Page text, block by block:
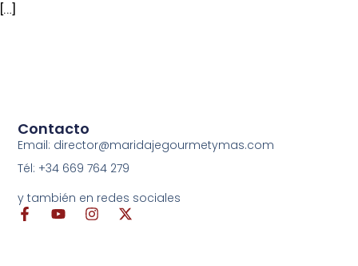
[…]
Contacto
Email: director@maridajegourmetymas.com
Tél: +34 669 764 279
y también en redes sociales